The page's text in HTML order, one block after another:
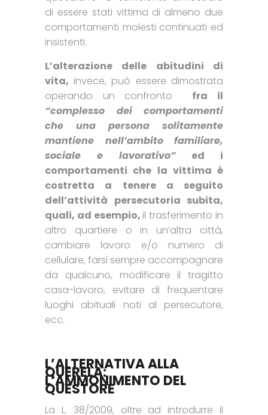
di essere stati vittima di almeno due
comportamenti molesti continuati ed
insistenti.
L’alterazione delle abitudini di
vita, invece, può essere dimostrata
operando un confronto fra il
“complesso dei comportamenti
che una persona solitamente
mantiene nell’ambito familiare,
sociale e lavorativo” ed i
comportamenti che la vittima è
costretta a tenere a seguito
dell’attività persecutoria subita,
quali, ad esempio, il trasferimento in
altro quartiere o in un’altra città,
cambiare lavoro e/o numero di
cellulare, farsi sempre accompagnare
da qualcuno, modificare il tragitto
casa-lavoro, evitare di frequentare
luoghi abituali noti al persecutore,
ecc.
L’ALTERNATIVA ALLA
QUERELA:
L’AMMONIMENTO DEL
QUESTORE
La L. 38/2009, oltre ad introdurre il